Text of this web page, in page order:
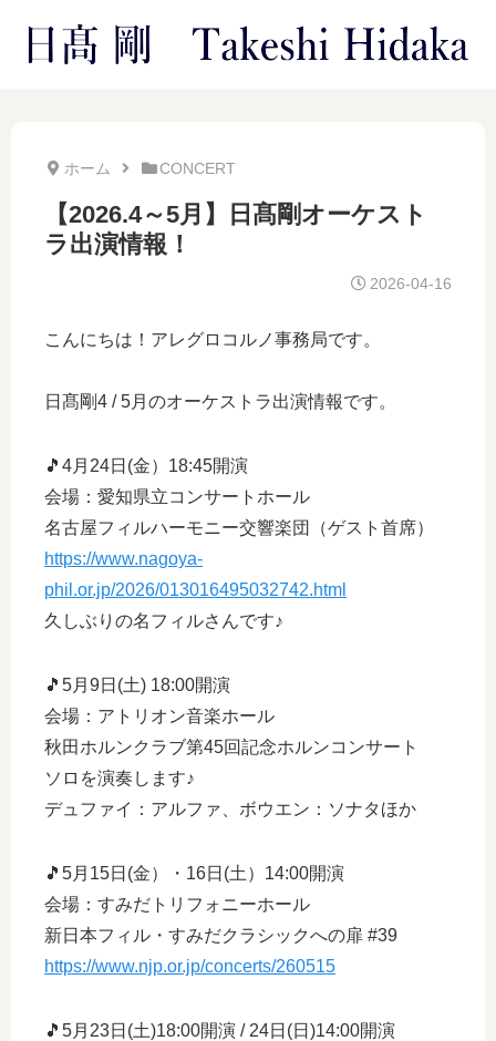
ホーム CONCERT
【2026.4～5月】日髙剛オーケスト
ラ出演情報！
2026-04-16
こんにちは！アレグロコルノ事務局です。
日髙剛4 / 5月のオーケストラ出演情報です。
🎵4月24日(金）18:45開演
会場：愛知県立コンサートホール
名古屋フィルハーモニー交響楽団（ゲスト首席）
https://www.nagoya-
phil.or.jp/2026/013016495032742.html
久しぶりの名フィルさんです♪
🎵5月9日(土) 18:00開演
会場：アトリオン音楽ホール
秋田ホルンクラブ第45回記念ホルンコンサート
ソロを演奏します♪
デュファイ：アルファ、ボウエン：ソナタほか
🎵5月15日(金）・16日(土）14:00開演
会場：すみだトリフォニーホール
新日本フィル・すみだクラシックへの扉 #39
https://www.njp.or.jp/concerts/260515
🎵5月23日(土)18:00開演 / 24日(日)14:00開演